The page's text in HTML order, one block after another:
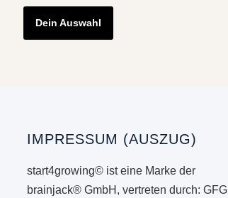
Dein Auswahl
IMPRESSUM (AUSZUG)
start4growing© ist eine Marke der
brainjack® GmbH, vertreten durch: GFG